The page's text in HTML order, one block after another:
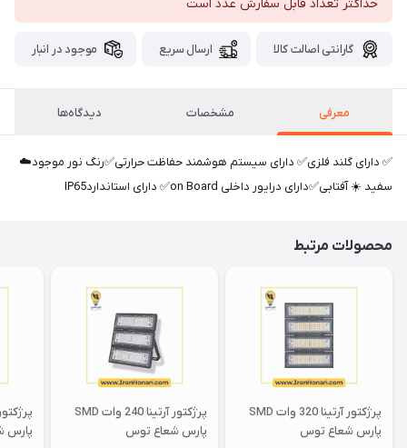
حداکثر تعداد قابل سفارش عدد است
گارانتی اصالت کالا ارسال سریع موجود در انبار
معرفی مشخصات دیدگاه‌ها
✅ دارای گلند فلزی✅ دارای سیستم هوشمند حفاظت حرارتی✅رنگ نور موجود☁️
سفید ☀️ آفتابی✅دارای درایور داخلی on Board✅ دارای استانداردIP65
محصولات مرتبط
پرژکتور آرتینا 320 وات SMD
پارس شعاع توس
پرژکتور آرتینا 240 وات SMD
پارس شعاع توس
پارس